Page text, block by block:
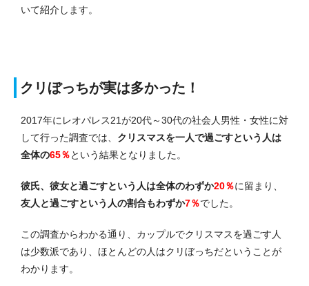
いて紹介します。
クリぼっちが実は多かった！
2017年にレオパレス21が20代～30代の社会人男性・女性に対
して行った調査では、 クリスマスを一人で過ごすという人は
全体の65％という結果となりました。
彼氏、彼女と過ごすという人は全体のわずか20％に留まり、
友人と過ごすという人の割合もわずか7％でした。
この調査からわかる通り、カップルでクリスマスを過ごす人
は少数派であり、ほとんどの人はクリぼっちだということが
わかります。